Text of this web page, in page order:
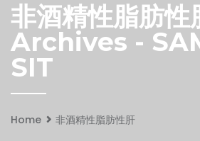
非酒精性脂肪性
Archives -
SIT
Home 非酒精性脂肪性肝